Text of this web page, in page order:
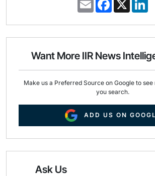
m
i
a
e
o
k
k
d
n
Want More IIR News
Make us a Preferred Source on Google to
you search.
ADD US ON
Ask Us